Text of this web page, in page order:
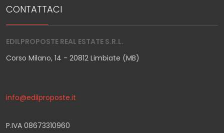
CONTATTACI
EDILPROPOSTE REAL ESTATE S.R.L.
Corso Milano, 14 - 20812 Limbiate (MB)
info@edilproposte.it
P.IVA 08673310960